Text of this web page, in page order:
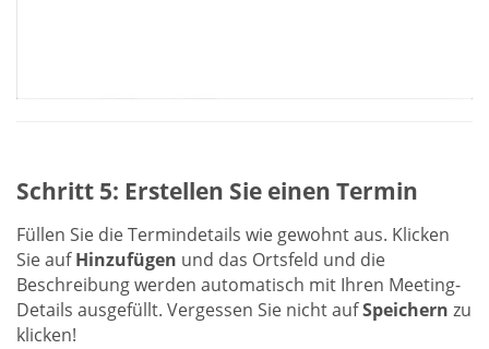
Schritt 5: Erstellen Sie einen Termin
Füllen Sie die Termindetails wie gewohnt aus. Klicken
Sie aufHinzufügen und das Ortsfeld und die
Beschreibung werden automatisch mit Ihren Meeting-
Details ausgefüllt. Vergessen Sie nicht aufSpeichern zu
klicken!